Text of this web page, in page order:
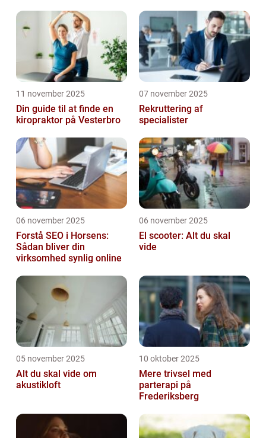
11 november 2025
Din guide til at finde en
kiropraktor på Vesterbro
07 november 2025
Rekruttering af
specialister
06 november 2025
Forstå SEO i Horsens:
Sådan bliver din
virksomhed synlig online
06 november 2025
El scooter: Alt du skal
vide
05 november 2025
Alt du skal vide om
akustikloft
10 oktober 2025
Mere trivsel med
parterapi på
Frederiksberg